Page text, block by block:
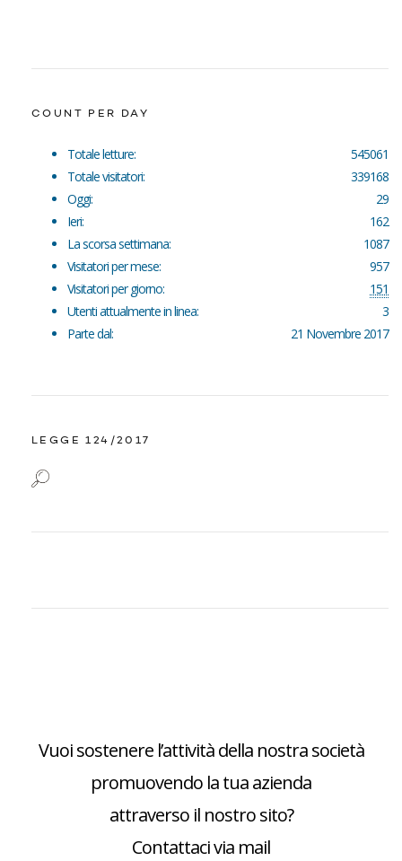
COUNT PER DAY
545061
Totale letture:
339168
Totale visitatori:
29
Oggi:
162
Ieri:
1087
La scorsa settimana:
957
Visitatori per mese:
151
Visitatori per giorno:
3
Utenti attualmente in linea:
21 Novembre 2017
Parte dal:
LEGGE 124/2017
Vuoi sostenere l’attività della nostra società
promuovendo la tua azienda
attraverso il nostro sito?
Contattaci via mail